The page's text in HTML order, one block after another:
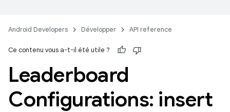
Android Developers Développer API reference
Ce contenu vous a-t-il été utile ?
Leaderboard
Configurations: insert